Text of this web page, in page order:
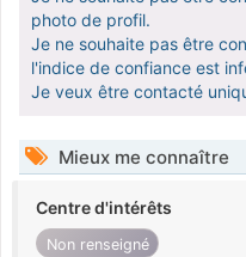
photo de profil.
Je ne souhaite pas être
l'indice de confiance est
Je veux être contacté
Mieux me connaître
Centre d'intérêts
Non renseigné